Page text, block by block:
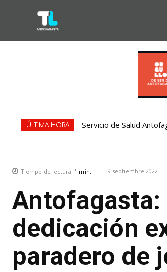
ÚLTIMA HORA Servicio de Salud
Tiempo de lectura: 1 min. 9 septiembre 2022
Antofagasta:
dedicación
paradero de